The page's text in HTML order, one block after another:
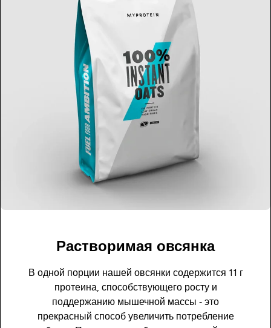
Растворимая овсянка
В одной порции нашей овсянки содержится 11 г
протеина, способствующего росту и
поддержанию мышечной массы ‐ это
прекрасный способ увеличить потребление